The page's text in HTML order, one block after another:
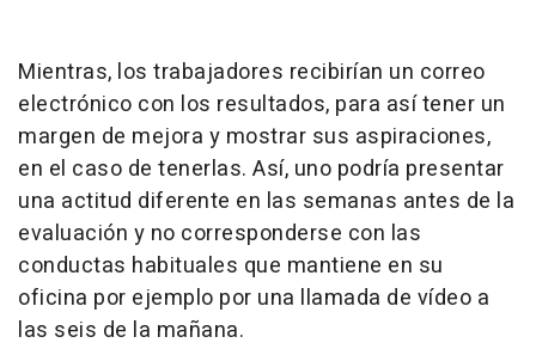
Mientras, los trabajadores recibirían un correo
electrónico con los resultados, para así tener un
margen de mejora y mostrar sus aspiraciones,
en el caso de tenerlas. Así, uno podría presentar
una actitud diferente en las semanas antes de la
evaluación y no corresponderse con las
conductas habituales que mantiene en su
oficina por ejemplo por una llamada de vídeo a
las seis de la mañana.